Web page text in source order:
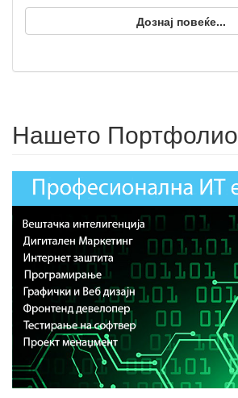
Дознај повеќе...
Нашето Портфолио